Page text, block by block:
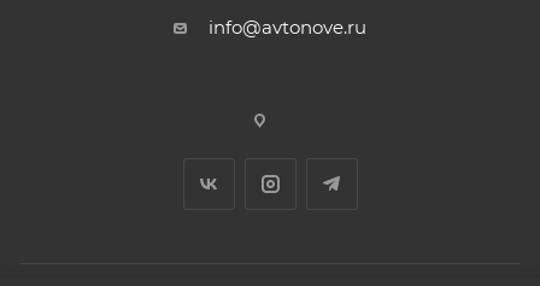
info@avtonove.ru